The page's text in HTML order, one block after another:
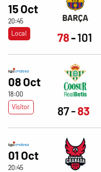
15 Oct
20:45
Local
78 101
08 Oct
18:00
Visitor
87 83
01 Oct
20:45